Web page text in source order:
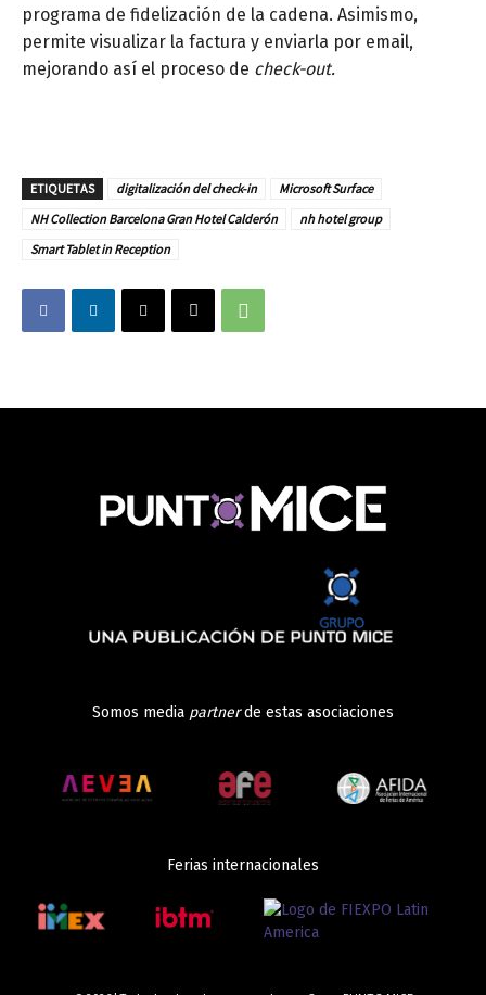
programa de fidelización de la cadena. Asimismo,
permite visualizar la factura y enviarla por email,
mejorando así el proceso de check-out.
ETIQUETAS digitalización del check-in
Microsoft Surface
NH Collection Barcelona Gran Hotel Calderón
nh hotel group
Smart Tablet in Reception
Somos media partnerde estas asociaciones
Ferias internacionales